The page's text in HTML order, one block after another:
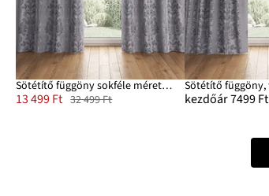
Sötétítő függöny sokféle méretben (1 db)
13 499 Ft 32 499 Ft kezdőár 7499 Ft